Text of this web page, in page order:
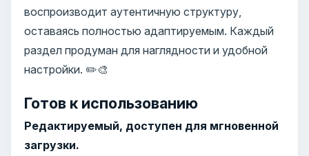
воспроизводит аутентичную структуру,
оставаясь полностью адаптируемым. Каждый
раздел продуман для наглядности и удобной
настройки. ✏️🎨
Готов к использованию
Редактируемый, доступен для мгновенной
загрузки.